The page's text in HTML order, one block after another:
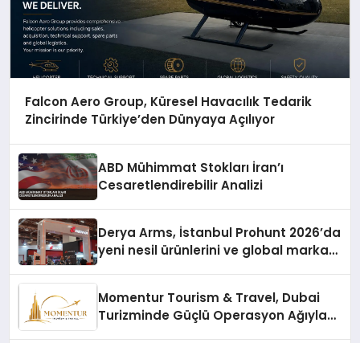
Falcon Aero Group, Küresel Havacılık Tedarik
Zincirinde Türkiye’den Dünyaya Açılıyor
ABD Mühimmat Stokları İran’ı
Cesaretlendirebilir Analizi
Derya Arms, İstanbul Prohunt 2026’da
yeni nesil ürünlerini ve global marka
Momentur Tourism & Travel, Dubai
Turizminde Güçlü Operasyon Ağıyla